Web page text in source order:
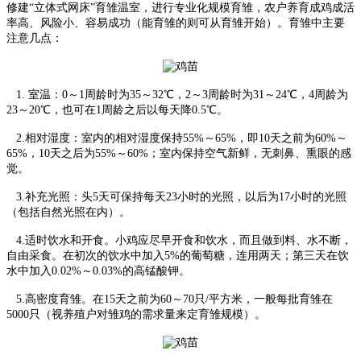
修建“立体式网床”育雏温室，进行专业化规模育雏，农户养育成鸡成活
率高、风险小、容易成功（能育雏的则可从育雏开始）。育雏中主要
注意几点：
1. 室温：0～1周龄时为35～32℃，2～3周龄时为31～24℃，4周龄为
23～20℃，也可在1周龄之后以每天降0.5℃。
2.相对湿度：室内的相对湿度保持55%～65%，即10天之前为60%～
65%，10天之后为55%～60%；室内保持空气新鲜，无刺鼻、熏眼的感
觉。
3.补充光照：头5天可保持每天23小时的光照，以后为17小时的光照
（包括自然光照在内）。
4.适时饮水和开食。小鸡应尽早开食和饮水，而且做到料、水不断，
自由采食。在初次的饮水中加入5%的葡萄糖，连用两天；第三天在饮
水中加入0.02%～0.03%的高锰酸钾。
5.高密度育雏。在15天之前为60～70只/平方米，一般每批育雏在
5000只（视养殖户对雏鸡的需求量来定育雏规模）。